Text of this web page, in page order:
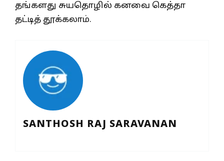
தங்களது சுயதொழில் கனவை கெத்தா
தட்டித் தூக்கலாம்.
SANTHOSH RAJ SARAVANAN